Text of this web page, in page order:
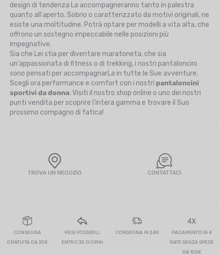
design di tendenza La accompagneranno tanto in palestra
quanto all'aperto. Sobrio o caratterizzato da motivi originali, ne
esiste una moltitudine. Potrà optare per modelli a vita alta, che
offrono un sostegno impeccabile nelle posizioni più
impegnative.
Sia che Lei stia per diventare maratoneta, che sia
un'appassionata di fitness o di trekking, i nostri pantaloncini
sono pensati per accompagnarLa in tutte le Sue avventure.
Scegli ora performance e comfort con i nostri pantaloncini
sportivi da donna. Visiti il nostro shop online o uno dei nostri
punti vendita per scoprire l'intera gamma e trovare il Suo
prossimo compagno di fatica!
TROVA UN NEGOZIO CONTATTACI
CONSEGNA
GRATUITA DA 30€
RESI POSSIBILI
ENTRO 30 GIORNI
CONSEGNA IN 24H
4X
PAGAMENTO IN 4
RATE SENZA SPESE
DA 150€